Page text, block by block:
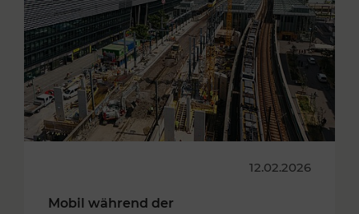
12.02.2026
Mobil während der